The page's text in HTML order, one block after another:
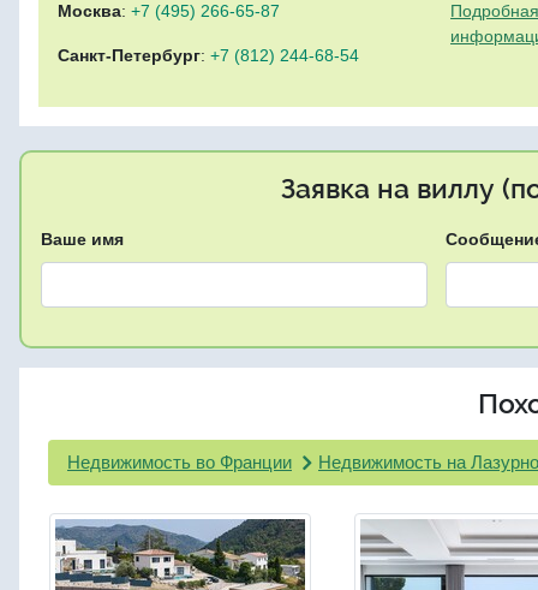
Москва: +7 (495) 266-65-87
Санкт-Петербург: +7 (812) 244-68-54
Заявка на виллу
Ваше имя
Недвижимость во Франции Недвижимость на